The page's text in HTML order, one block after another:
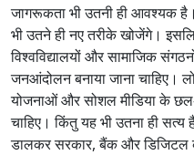
जागरूकता भी उतनी ही आवश्यक
भी उतने ही नए तरीके खोजेंगे। इसलिए
विश्वविद्यालयों और सामाजिक
जनआंदोलन बनाया जाना चाहिए।
योजनाओं और सोशल मीडिया के छल-
चाहिए। किंतु यह भी उतना ही सत्य
डालकर सरकार, बैंक और डिजिटल